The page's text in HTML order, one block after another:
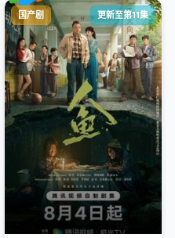
国产剧 更新至第11集